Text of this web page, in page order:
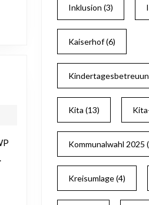
Inklusion (3)
Kaiserhof(6)
Kita (13)
Kommunalwahl 2025
Kreisumlage(4)